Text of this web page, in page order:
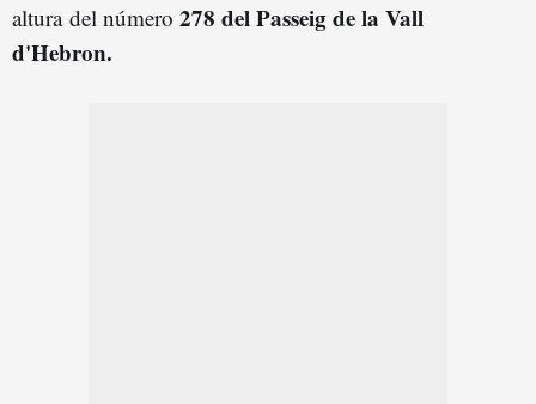
altura del número 278 del Passeig de la Vall
d'Hebron.